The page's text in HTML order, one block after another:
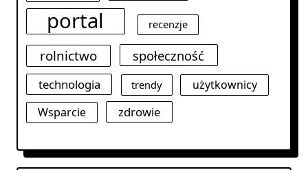
portal recenzje
rolnictwo społeczność
technologia trendy
użytkownicy
Wsparcie
zdrowie